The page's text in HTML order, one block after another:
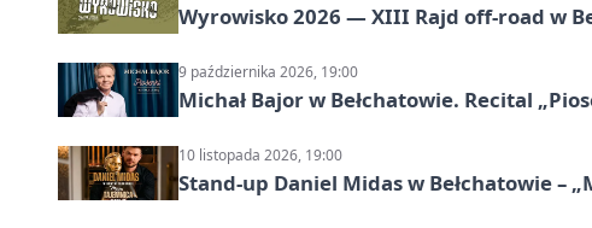
Wyrowisko 2026 — XIII Rajd off‑road w
9 października 2026, 19:00
Michał Bajor w Bełchatowie. Recital
10 listopada 2026, 19:00
Stand-up Daniel Midas w Bełchatowie –